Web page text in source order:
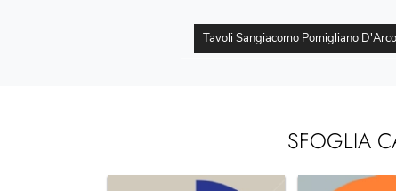
Tavoli Sangiacomo Pomigliano D'Arco
SFOGLIA